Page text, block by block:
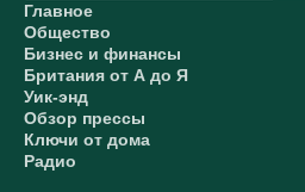
Главное
Общество
Бизнес и финансы
Британия от А до Я
Уик-энд
Обзор прессы
Ключи от дома
Радио